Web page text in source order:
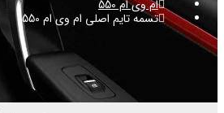
ام وی ام 550
تسمه تایم اصلی ام وی ام 550